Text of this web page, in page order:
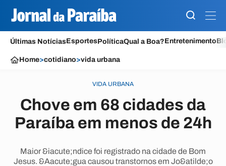
Últimas NotíciasEsportesPolíticaQual a Boa?Entretenimento
Home>cotidiano>vida urbana
VIDA URBANA
Chove em 68 cidades da
Paraíba em menos de 24h
Maior &iacute;ndice foi registrado na cidade de Bom
Jesus. &Aacute;gua causou transtornos em Jo&atilde;o